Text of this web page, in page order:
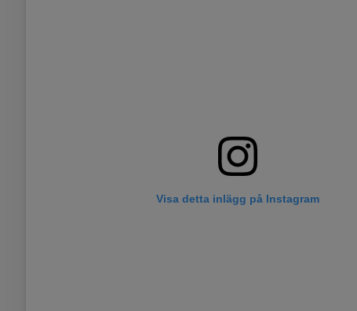
Visa detta inlägg på Instagram